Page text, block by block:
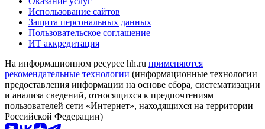
Использование сайтов
Защита персональных данных
Пользовательское соглашение
ИТ аккредитация
На информационном ресурсе hh.ru применяются
рекомендательные технологии (информационные технологии
предоставления информации на основе сбора, систематизации
и анализа сведений, относящихся к предпочтениям
пользователей сети «Интернет», находящихся на территории
Российской Федерации)